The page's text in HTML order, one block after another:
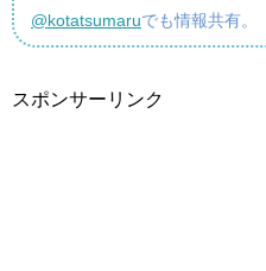
@kotatsumaruでも情報共有。
スポンサーリンク